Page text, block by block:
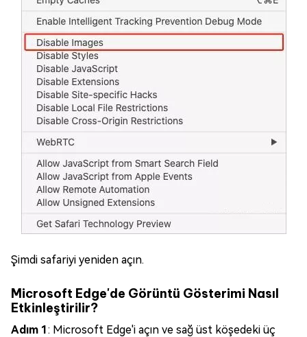
Şimdi safariyi yeniden açın.
Microsoft Edge'de Görüntü Gösterimi Nasıl
Etkinleştirilir?
Adım 1: Microsoft Edge'i açın ve sağ üst köşedeki üç